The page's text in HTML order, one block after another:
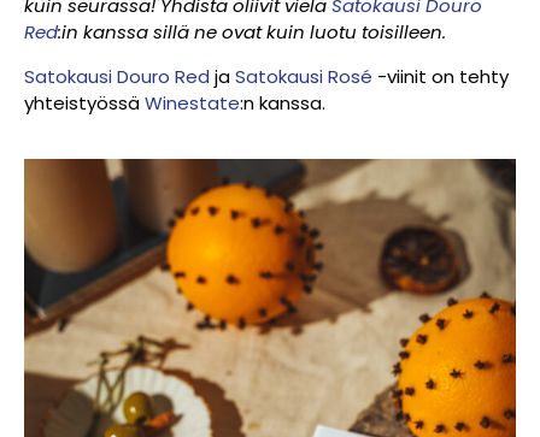
Red:in kanssa sillä ne ovat kuin luotu toisilleen.
Satokausi Douro Red jaSatokausi Rosé -viinit on tehty
yhteistyössäWinestate:n kanssa.